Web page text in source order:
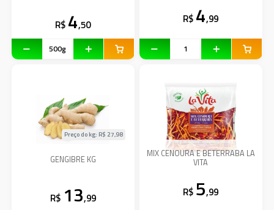
R$ 4,50 R$ 4,99
GENGIBRE KG
Preço do kg: R$ 27,98
R$ 13,99
MIX CENOURA E BETERRABA LA
VITA
R$ 5,99